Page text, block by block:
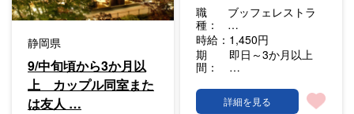
静岡県
9/中旬頃から3か月以
上 カップル同室また
は友人 …
職
種：
ブッフェレストラ
…
時給： 1,450円
期
間：
即日～3か月以上
…
詳細を見る